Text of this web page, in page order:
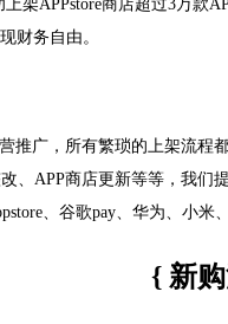
架APPstore商店超过3万
财务自由。
广，所有繁琐的上架流
、APP商店更新等等，我
、谷歌pay、华为、小
{ 新